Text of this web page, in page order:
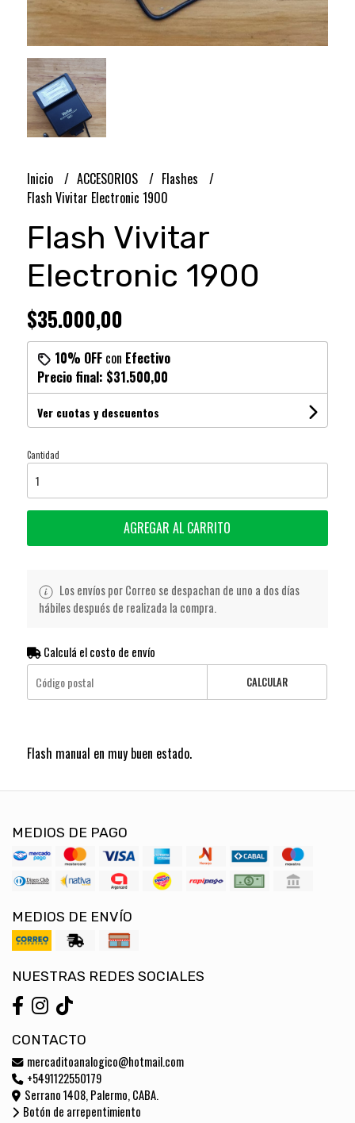
Inicio ACCESORIOS
Flashes
Flash Vivitar Electronic 1900
Flash Vivitar
Electronic 1900
$35.000,00
10% OFFcon Efectivo
Precio final: $31.500,00
Ver cuotas y descuentos
Cantidad
AGREGAR AL CARRITO
Los envíos por Correo se despachan de uno a dos días
hábiles después de realizada la compra.
Calculá el costo de envío
CALCULAR
Flash manual en muy buen estado.
MEDIOS DE PAGO
MEDIOS DE ENVÍO
NUESTRAS REDES SOCIALES
CONTACTO
mercaditoanalogico@hotmail.com
+5491122550179
Serrano 1408, Palermo, CABA.
Botón de arrepentimiento